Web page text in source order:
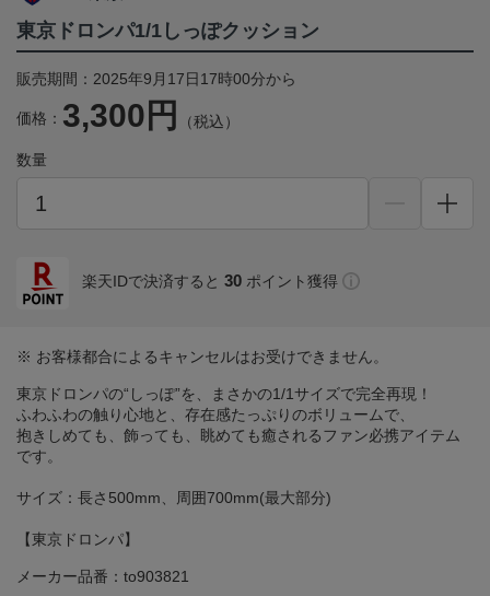
東京ドロンパ1/1しっぽクッション
販売期間：2025年9月17日17時00分から
価格： 3,300円 （税込）
数量
楽天IDで決済すると 30 ポイント獲得
※ お客様都合によるキャンセルはお受けできません。
東京ドロンパの“しっぽ”を、まさかの1/1サイズで完全再現！
ふわふわの触り心地と、存在感たっぷりのボリュームで、
抱きしめても、飾っても、眺めても癒されるファン必携アイテム
です。
サイズ：長さ500mm、周囲700mm(最大部分)
【東京ドロンパ】
メーカー品番：to903821